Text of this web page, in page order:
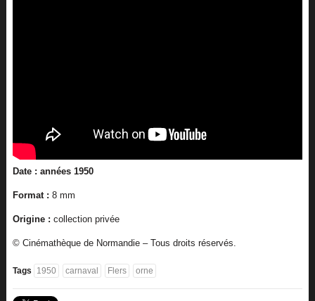
Date : années 1950
Format : 8 mm
Origine : collection privée
© Cinémathèque de Normandie – Tous droits réservés.
Tags 1950 carnaval Flers orne